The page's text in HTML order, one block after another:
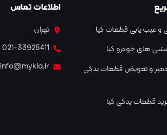
و عیب یابی قطعات کیا
های خودرو کیا
و تعویض قطعات یدکی
قطعات یدکی کیا
اطلاعات تماس
تهران
021-33925411
info@mykia.ir